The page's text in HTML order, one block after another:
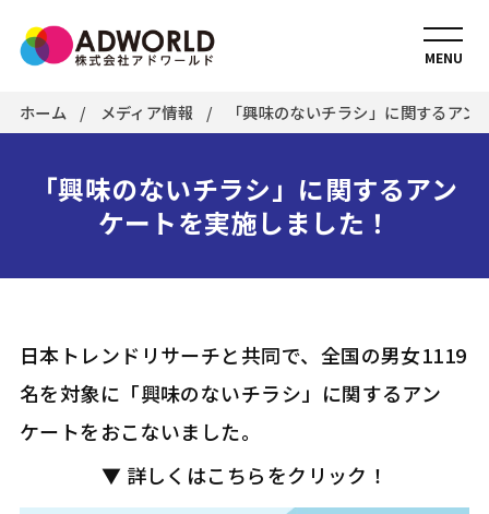
MENU
ホーム メディア情報 「興味のないチラシ」に関するア
「興味のないチラシ」に関するアン
ケートを実施しました！
日本トレンドリサーチと共同で、全国の男女1119
名を対象に「興味のないチラシ」に関するアン
ケートをおこないました。
▼ 詳しくはこちらをクリック！